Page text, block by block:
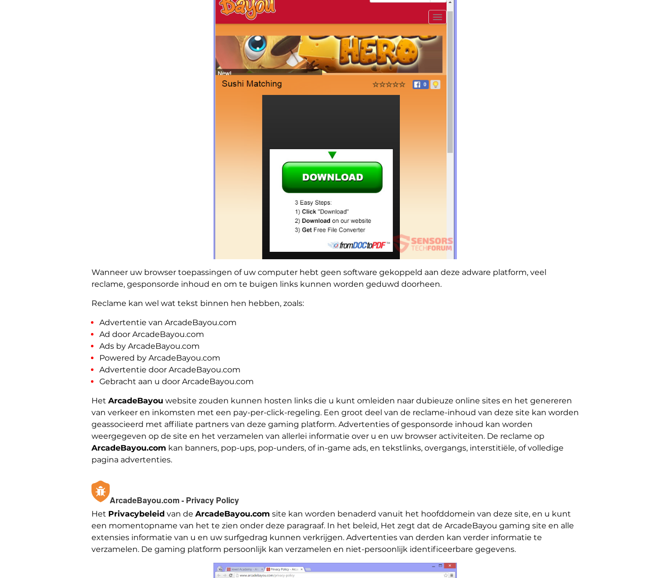
Wanneer uw browser toepassingen of uw computer hebt geen software gekoppeld aan deze adware platform, veel
reclame, gesponsorde inhoud en om te buigen links kunnen worden geduwd doorheen.
Reclame kan wel wat tekst binnen hen hebben, zoals:
Advertentie van ArcadeBayou.com
Ad door ArcadeBayou.com
Ads by ArcadeBayou.com
Powered by ArcadeBayou.com
Advertentie door ArcadeBayou.com
Gebracht aan u door ArcadeBayou.com
Het ArcadeBayou website zouden kunnen hosten links die u kunt omleiden naar dubieuze online sites en het genereren
van verkeer en inkomsten met een pay-per-click-regeling. Een groot deel van de reclame-inhoud van deze site kan worden
geassocieerd met affiliate partners van deze gaming platform. Advertenties of gesponsorde inhoud kan worden
weergegeven op de site en het verzamelen van allerlei informatie over u en uw browser activiteiten. De reclame op
ArcadeBayou.com kan banners, pop-ups, pop-unders, of in-game ads, en tekstlinks, overgangs, interstitiële, of volledige
pagina advertenties.
ArcadeBayou.com - Privacy Policy
Het Privacybeleid van de ArcadeBayou.com site kan worden benaderd vanuit het hoofddomein van deze site, en u kunt
een momentopname van het te zien onder deze paragraaf. In het beleid, Het zegt dat de ArcadeBayou gaming site en alle
extensies informatie van u en uw surfgedrag kunnen verkrijgen. Advertenties van derden kan verder informatie te
verzamelen. De gaming platform persoonlijk kan verzamelen en niet-persoonlijk identificeerbare gegevens.